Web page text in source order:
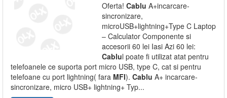
Oferta! Cablu A+incarcare-
sincronizare,
microUSB+lightning+Type C Laptop
– Calculator Componente si
accesorii 60 lei Iasi Azi 60 lei:
Cablul poate fi utilizat atat pentru
telefoanele ce suporta port micro USB, type C, cat si pentru
telefoane cu port lightning( fara MFI). Cablu A+ incarcare-
sincronizare, micro USB+ lightning+ Typ...